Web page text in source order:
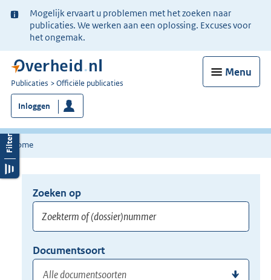
Ter
informatie:
Mogelijk ervaart u problemen met het zoeken naar
publicaties. We werken aan een oplossing. Excuses voor
het ongemak.
Menu
U
bent
nu
hier:
Publicaties Officiële publicaties
Inloggen
Home
Opnieuw
zoeken:
Zoeken op
of
(dossier)nummer
hier
uw
Documentsoort